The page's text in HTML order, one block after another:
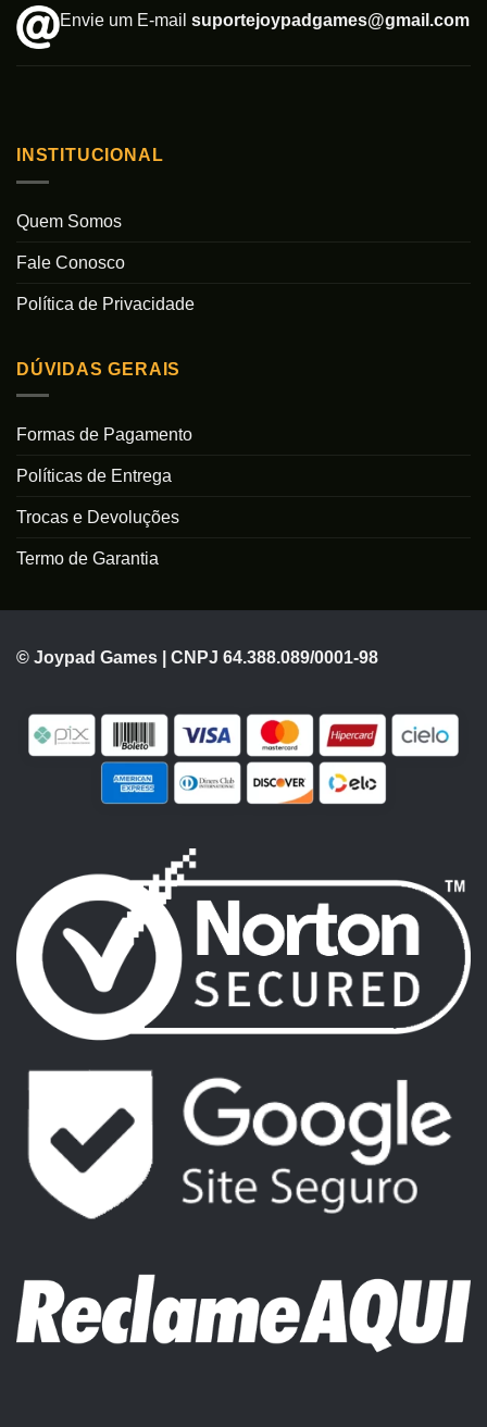
Envie um E-mail suportejoypadgames@gmail.com
INSTITUCIONAL
Quem Somos
Fale Conosco
Política de Privacidade
DÚVIDAS GERAIS
Formas de Pagamento
Políticas de Entrega
Trocas e Devoluções
Termo de Garantia
© Joypad Games | CNPJ 64.388.089/0001-98